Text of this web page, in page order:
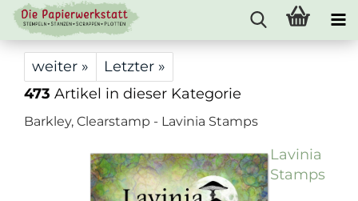
weiter »
Letzter »
473 Artikel in dieser Kategorie
Barkley, Clearstamp - Lavinia Stamps
Lavinia
Stamps